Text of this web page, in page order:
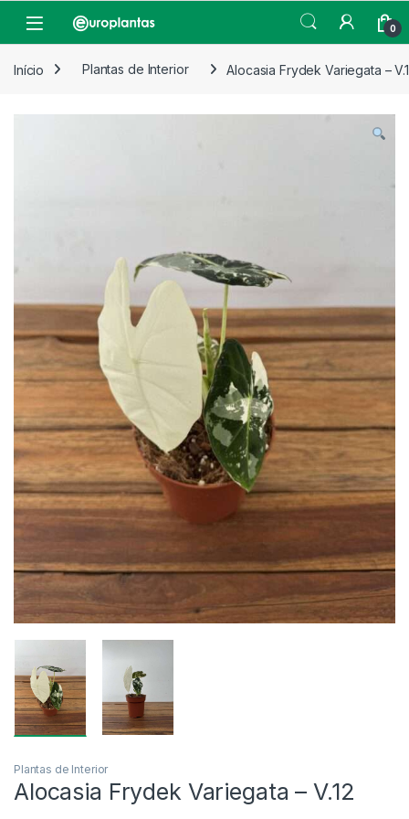
Open 0
Início Plantas de Interior Alocasia Frydek Variegata –
Plantas de Interior
Alocasia Frydek Variegata – V.12